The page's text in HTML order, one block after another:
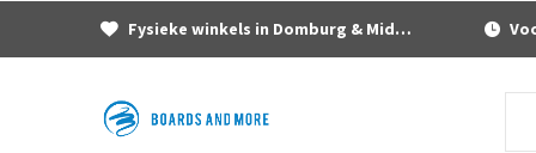
Fysieke winkels in Domburg & Middelburg